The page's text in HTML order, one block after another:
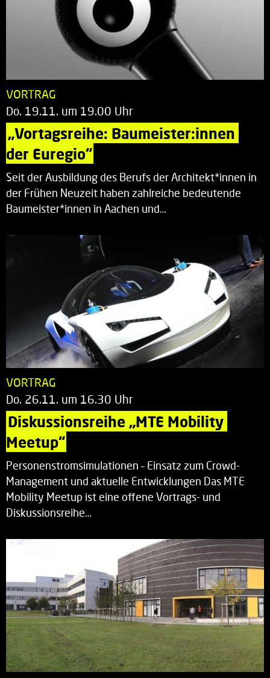
VORTRAG
Do. 19.11. um 19.00 Uhr
„Vortagsreihe: Baumeister:innen
der Euregio“
Seit der Ausbildung des Berufs der Architekt*innen in
der Frühen Neuzeit haben zahlreiche bedeutende
Baumeister*innen in Aachen und…
VORTRAG
Do. 26.11. um 16.30 Uhr
Diskussionsreihe „MTE Mobility
Meetup“
Personenstromsimulationen – Einsatz zum Crowd-
Management und aktuelle Entwicklungen Das MTE
Mobility Meetup ist eine offene Vortrags- und
Diskussionsreihe…